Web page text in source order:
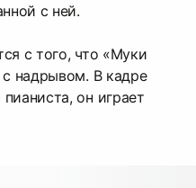
с ней.
с того, что «Муки
с надрывом. В кадре
он играет